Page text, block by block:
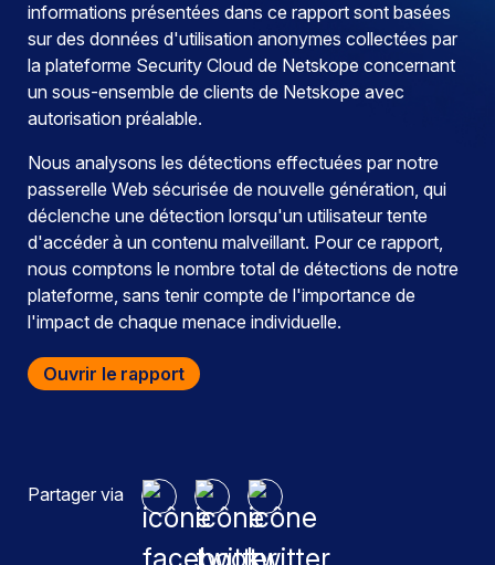
informations présentées dans ce rapport sont basées
sur des données d'utilisation anonymes collectées par
la plateforme Security Cloud de Netskope concernant
un sous-ensemble de clients de Netskope avec
autorisation préalable.
Nous analysons les détections effectuées par notre
passerelle Web sécurisée de nouvelle génération, qui
déclenche une détection lorsqu'un utilisateur tente
d'accéder à un contenu malveillant. Pour ce rapport,
nous comptons le nombre total de détections de notre
plateforme, sans tenir compte de l'importance de
l'impact de chaque menace individuelle.
Ouvrir le rapport
Partager via